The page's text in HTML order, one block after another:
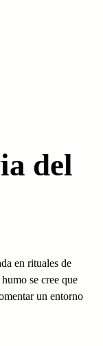
del
en rituales de
se cree que
un entorno